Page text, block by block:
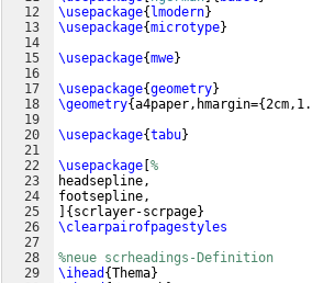
12
13
14
15
16
17
18
19
20
21
22
23
24
25
26
27
28
29
\usepackage{ lmodern}
\usepackage{microtype}
\usepackage{mwe}
\usepackage{geometry}
\geometry{a4paper,hmargin={
\usepackage{tabu}
\usepackage %
headsepline,
footsepline,
{ scrlayer-scrpage}
\clearpairofpagestyles
%neue scrheadings-Definition
\ihead {Thema}